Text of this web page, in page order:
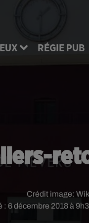
RÉGIE PUB
: 6 décembre 2018 à
Crédit image: